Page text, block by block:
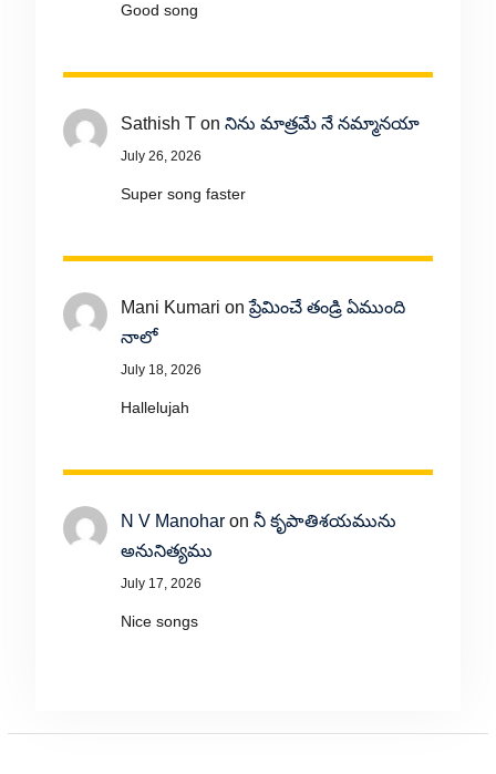
Good song
Sathish Ton నిను మాత్రమే నే నమ్మానయా
July 26, 2026
Super song faster
Mani Kumari onప్రేమించే తండ్రి ఏముంది
నాలో
July 18, 2026
Hallelujah
N V Manoharon నీ కృపాతిశయమును
అనునిత్యము
July 17, 2026
Nice songs